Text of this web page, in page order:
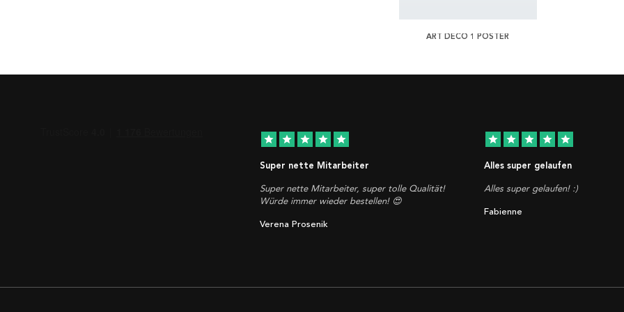
ART DECO 1 POSTER
star star star star star
Super nette Mitarbeiter
Super nette Mitarbeiter, super tolle Qualität!
Würde immer wieder bestellen! 😍
Verena Prosenik
star star star star star
Alles super gelaufen
Alles super gelaufen! :)
Fabienne